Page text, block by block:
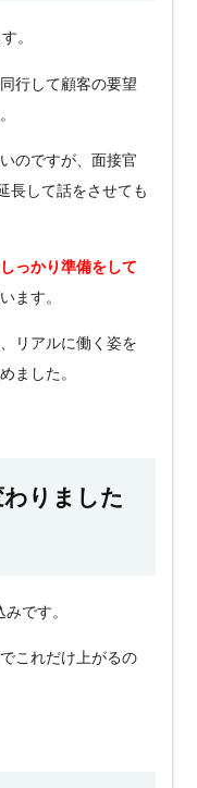
。
行して顧客の要望
のですが、面接官
長して話をさせても
っかり準備をして
ます。
リアルに働く姿を
ました。
りました
です。
これだけ上がるの